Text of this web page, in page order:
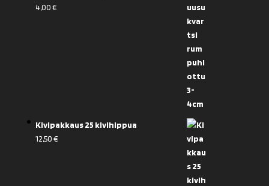
4,00€
Kivipakkaus 25 kivihippua
12,50€